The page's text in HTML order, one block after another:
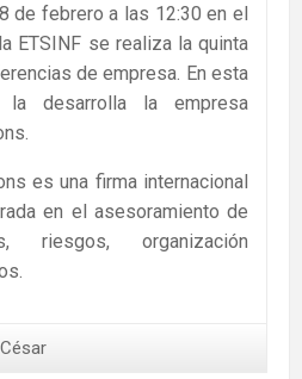
de febrero a las 12:30 en el
ETSINF se realiza la quinta
de empresa. En esta
la desarrolla la empresa
es una firma internacional
en el asesoramiento de
riesgos, organización
César